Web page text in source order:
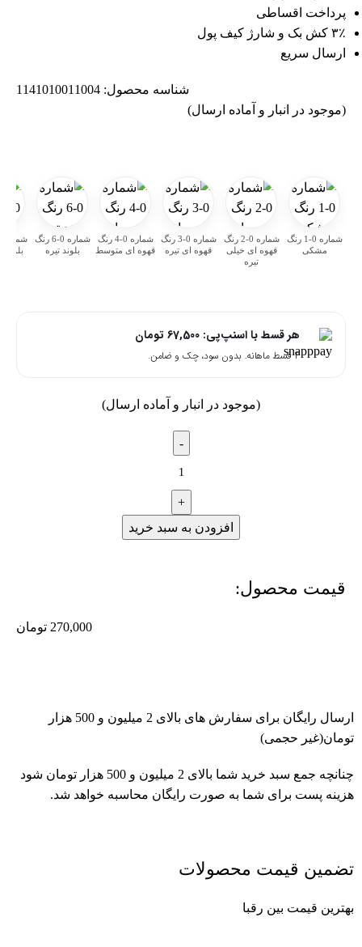
پرداخت اقساطی
۳٪ کش بک و شارژ کیف پول
ارسال سریع
شناسه محصول: 1141010011004
(موجود در انبار و آماده ارسال)
شماره 0-1 رنگ
مشکی
شماره 0-2 رنگ
قهوه ای خیلی
تیره
شماره 0-3 رنگ
قهوه ای تیره
شماره 0-4 رنگ
قهوه ای متوسط
شماره 0-6 رنگ
بلوند تیره
هر قسط با اسنپ‌پی: 67,500 تومان
۴ قسط ماهانه. بدون سود، چک و ضامن.
(موجود در انبار و آماده ارسال)
افزودن به سبد خرید
قیمت محصول:​
270,000 تومان
ارسال رایگان برای سفارش های بالای 2 میلیون و 500 هزار
تومان(غیر حجمی)
چنانچه جمع سبد خرید شما بالای 2 میلیون و 500 هزار تومان شود
هزینه پست برای شما به صورت رایگان محاسبه خواهد شد.
تضمین قیمت محصولات
بهترین قیمت بین رقبا